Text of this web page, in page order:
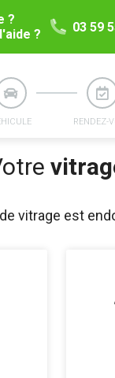
?
?
03 59
RENDEZ-
vitrage est